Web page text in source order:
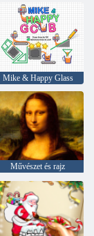
Mike & Happy Glass
Művészet és rajz